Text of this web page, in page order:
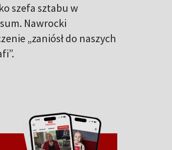
szefa sztabu w
Nawrocki
„zaniósł do naszych